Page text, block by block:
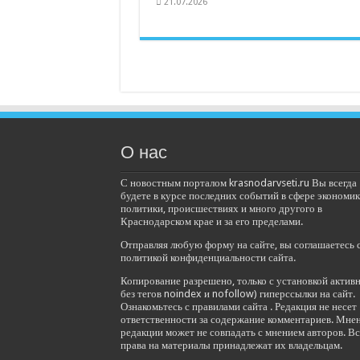
21.07.2026
О нас
С новостным порталом krasnodarvseti.ru Вы всегда
будете в курсе последних событий в сфере
политики, происшествиях и много другого в
Краснодарском крае и за его пределами.
Отправляя любую форму на сайте, вы соглашаетесь
политикой конфиденциальности сайта.
Копирование разрешено, только с установкой
без тегов noindex и nofollow) гиперссылки на сайт.
Ознакомьтесь с правилами сайта . Редакция не несет
ответственности за содержание комментариев.
редакции может не совпадать с мнением авторов.
права на материалы принадлежат их владельцам.